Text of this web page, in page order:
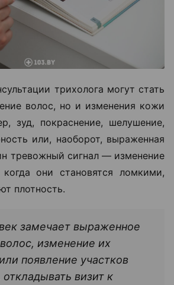
трихолога могут стать
волос, но и изменения кожи
зуд, покраснение, шелушение,
или, наоборот, выраженная
тревожный сигнал — изменение
когда они становятся ломкими,
плотность.
замечает выраженное
изменение их
появление участков
визит к